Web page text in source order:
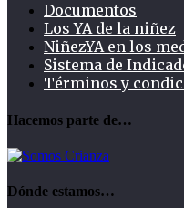
Documentos
Los YA de la niñez
NiñezYA en los
Sistema de
Términos y
Hacemos parte de…
Dónde estamos…